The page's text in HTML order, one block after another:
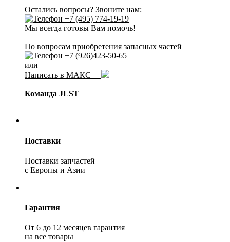
Остались вопросы? Звоните нам:
+7 (495) 774-19-19
Мы всегда готовы Вам помочь!
По вопросам приобретения запасных частей
+7 (926)423-50-65
или
Написать в МАКС
Команда JLST
Поставки
Поставки запчастей
с Европы и Азии
Гарантия
От 6 до 12 месяцев гарантия
на все товары